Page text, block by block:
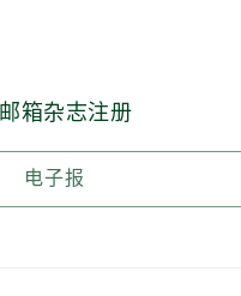
邮箱杂志注册
电子报